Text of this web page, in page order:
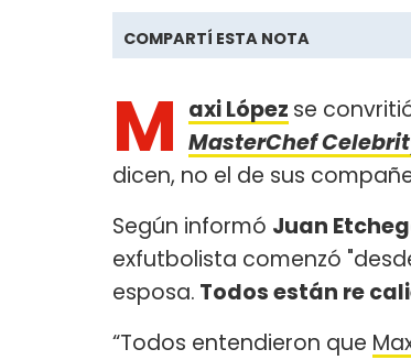
COMPARTÍ ESTA NOTA
M axi López se
MasterChef
dicen, no el de sus
Según informó Juan
exfutbolista comenzó
esposa. Todos están re
“Todos entendieron que